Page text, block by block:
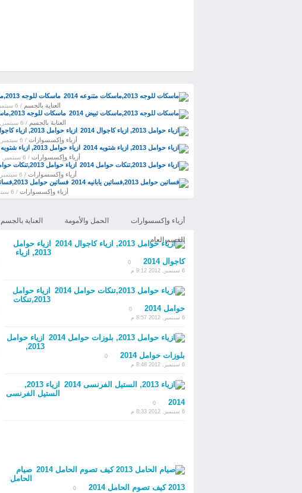
ماسكات للوجه 2013,ماسكات متنوعه 2014
العناية بالجسم / 6 سبتمبر, 2012
ماسكات للوجه 2013,ماسكات تبيض 2014
العناية بالجسم / 6 سبتمبر, 2012
ازياء حوامل 2013, ازياء كاجوال 2014
أزياء وإكسسوارات / 6 سبتمبر, 2012
ازياء حوامل 2013, ازياء شتويه 2014
أزياء وإكسسوارات / 6 سبتمبر, 2012
ازياء حوامل 2013,تنكات حوامل 2014
أزياء وإكسسوارات / 6 سبتمبر, 2012
فساتين حوامل 2013,فساتين يابانيه 2014
أزياء وإكسسوارات / 6 سبتمبر, 2012
أزياء وإكسسوارات الحمل والأمومة العناية بالجسم
القسم العام
ازياء حوامل
2013, ازياء
كاجوال 2014
0
6 سبتمبر, 2012 9:12 م
ازياء حوامل
2013,تنكات
حوامل 2014
0
6 سبتمبر, 2012 8:57 م
ازياء حوامل
2013,
بلوزات حوامل 2014
0
6 سبتمبر, 2012 8:48 م
ازياء 2013,
الستيل الفرنسى
2014
0
6 سبتمبر, 2012 8:33 م
صيام
الحامل
2013 كيف تصوم الحامل 2014
0